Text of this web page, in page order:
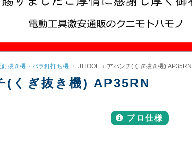
釘抜き機・バラ釘打ち機 JITOOL エアパンチ(くぎ抜き機) AP35RN
くぎ抜き機) AP35RN
プロ仕様